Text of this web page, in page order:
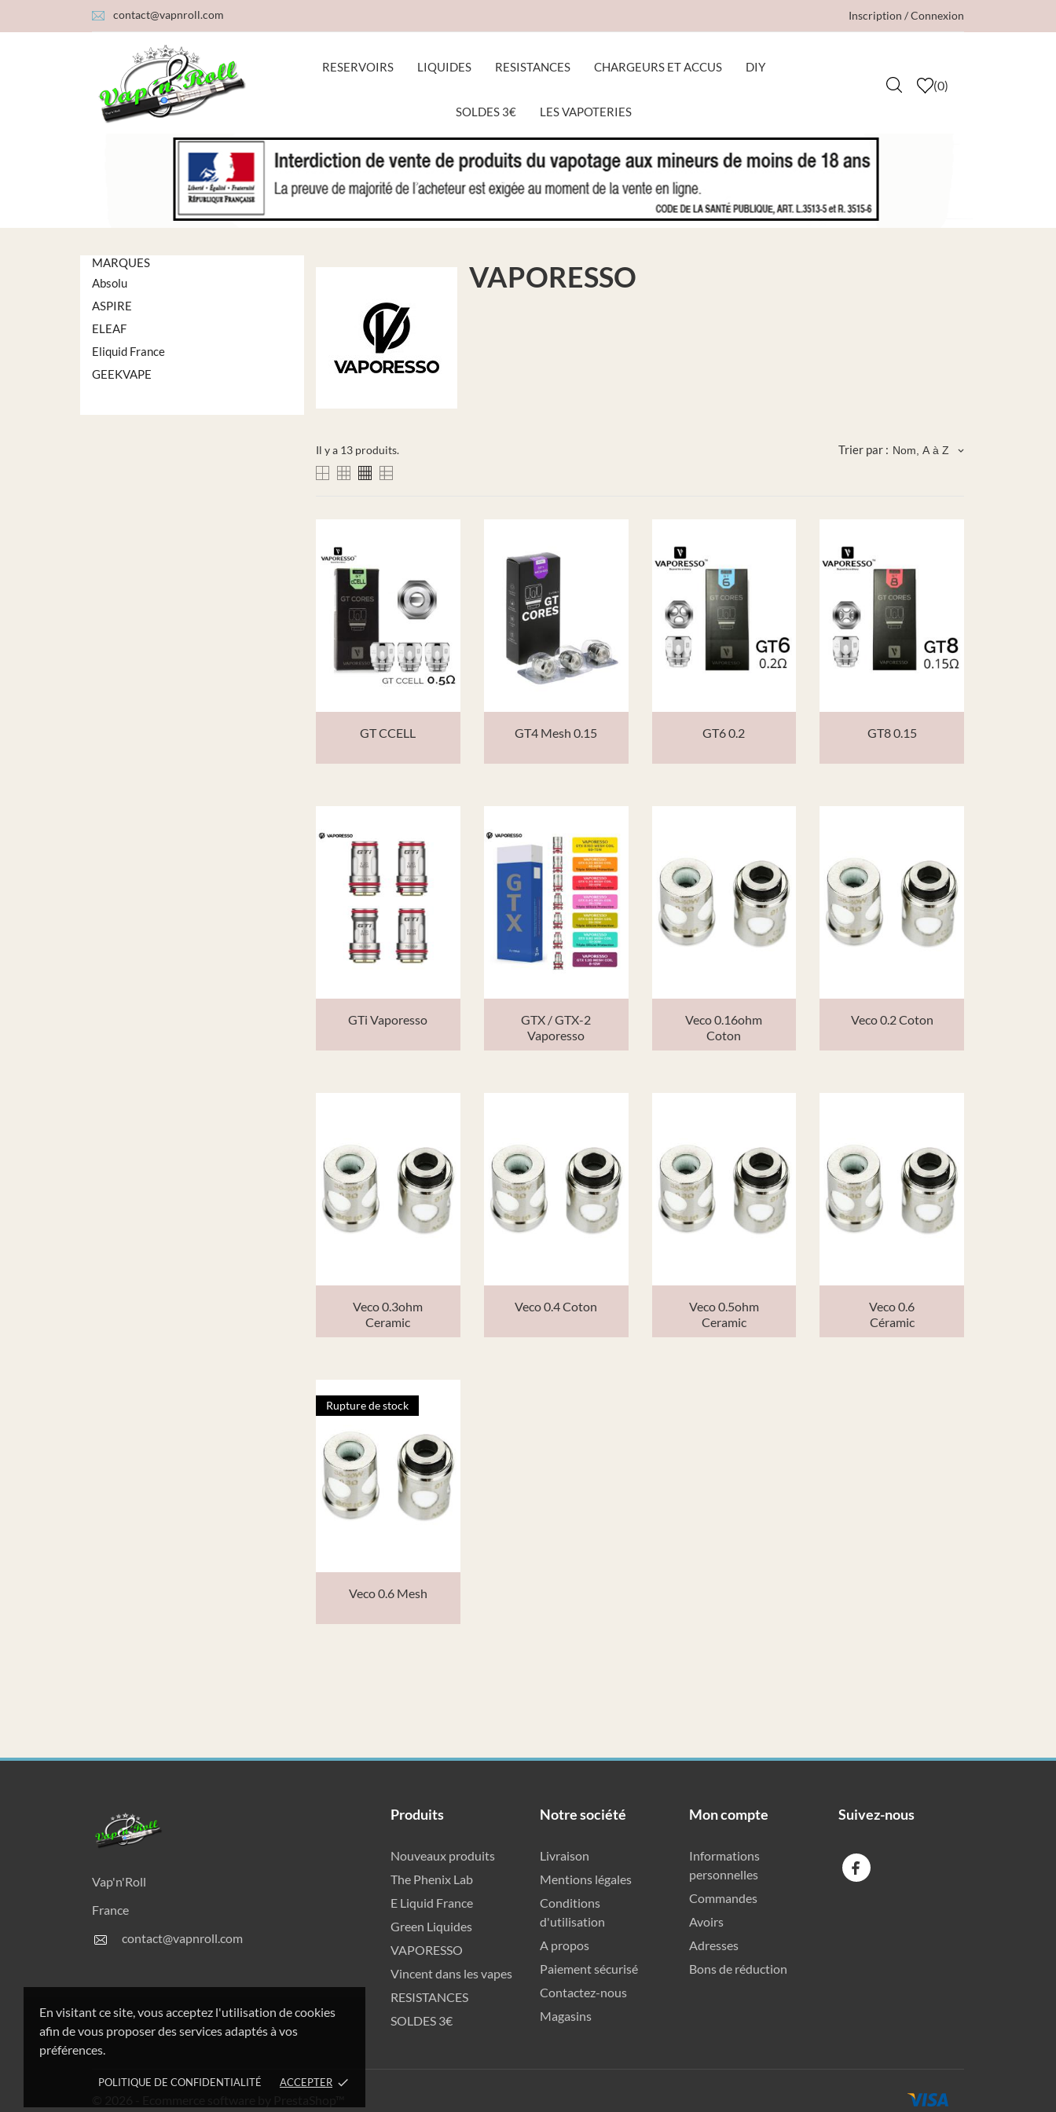
En visitant ce site, vous acceptez l'utilisation de cookies
afin de vous proposer des services adaptés à vos
préférences.
POLITIQUE DE CONFIDENTIALITÉ ACCEPTER done
contact@vapnroll.com Inscription / Connexion
RESERVOIRS LIQUIDES RESISTANCES CHARGEURS ET ACCUS DIY
SOLDES 3€ LES VAPOTERIES
(0)
ACCUEIL RESISTANCES VAPORESSO
MARQUES
Absolu
ASPIRE
ELEAF
Eliquid France
GEEKVAPE
VAPORESSO
Il y a 13 produits. Trier par : Nom, A à Z keyboard_arrow_down
GT CCELL GT4 Mesh 0.15 GT6 0.2 GT8 0.15
GTi Vaporesso
GTX / GTX-2
Vaporesso
Veco 0.16ohm
Coton
Veco 0.2 Coton
Veco 0.3ohm
Ceramic
Veco 0.4 Coton
Veco 0.5ohm
Ceramic
Veco 0.6
Céramic
Veco 0.6 Mesh
Rupture de stock
Vap'n'Roll
France
contact@vapnroll.com
Produits
Nouveaux produits
The Phenix Lab
E Liquid France
Green Liquides
VAPORESSO
Vincent dans les vapes
RESISTANCES
SOLDES 3€
Notre société
Livraison
Mentions légales
Conditions
d'utilisation
A propos
Paiement sécurisé
Contactez-nous
Magasins
Mon compte
Informations
personnelles
Commandes
Avoirs
Adresses
Bons de réduction
Suivez-nous